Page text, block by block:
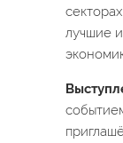
лучшие